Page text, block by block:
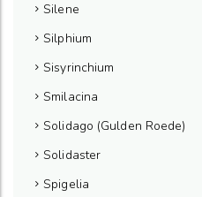
Silene
Silphium
Sisyrinchium
Smilacina
Solidago (Gulden Roede)
Solidaster
Spigelia